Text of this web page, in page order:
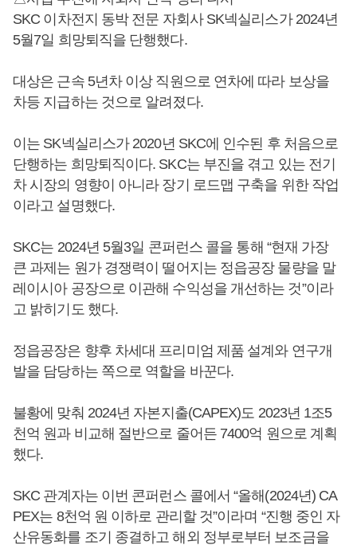
SKC 이차전지 동박 전문 자회사 SK넥실리스가 2024년
5월7일 희망퇴직을 단행했다.
대상은 근속 5년차 이상 직원으로 연차에 따라 보상을
차등 지급하는 것으로 알려졌다.
이는 SK넥실리스가 2020년 SKC에 인수된 후 처음으로
단행하는 희망퇴직이다. SKC는 부진을 겪고 있는 전기
차 시장의 영향이 아니라 장기 로드맵 구축을 위한 작업
이라고 설명했다.
SKC는 2024년 5월3일 콘퍼런스 콜을 통해 “현재 가장
큰 과제는 원가 경쟁력이 떨어지는 정읍공장 물량을 말
레이시아 공장으로 이관해 수익성을 개선하는 것”이라
고 밝히기도 했다.
정읍공장은 향후 차세대 프리미엄 제품 설계와 연구개
발을 담당하는 쪽으로 역할을 바꾼다.
불황에 맞춰 2024년 자본지출(CAPEX)도 2023년 1조5
천억 원과 비교해 절반으로 줄어든 7400억 원으로 계획
했다.
SKC 관계자는 이번 콘퍼런스 콜에서 “올해(2024년) CA
PEX는 8천억 원 이하로 관리할 것”이라며 “진행 중인 자
산유동화를 조기 종결하고 해외 정부로부터 보조금을